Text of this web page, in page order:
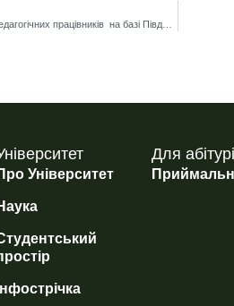
Університет
Інфострічка
Для